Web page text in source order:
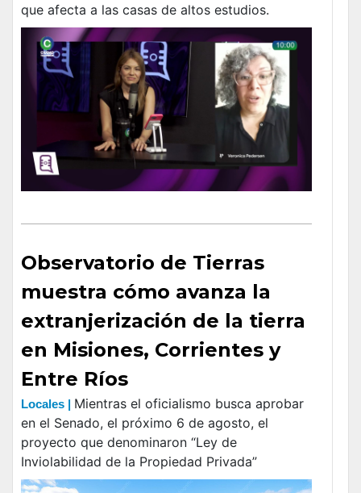
que afecta a las casas de altos estudios.
Observatorio de Tierras
muestra cómo avanza la
extranjerización de la tierra
en Misiones, Corrientes y
Entre Ríos
Locales | Mientras el oficialismo busca aprobar
en el Senado, el próximo 6 de agosto, el
proyecto que denominaron “Ley de
Inviolabilidad de la Propiedad Privada”